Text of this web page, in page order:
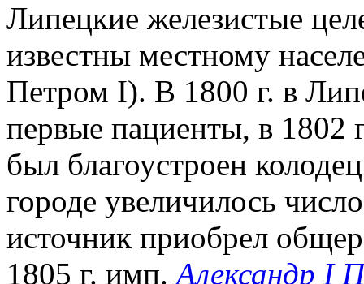
Липецкие железистые
известны местному
Петром I). В 1800 г. в
первые пациенты, в 1802
был благоустроен
городе увеличилось
источник приобрел
1805 г. имп.Александр I